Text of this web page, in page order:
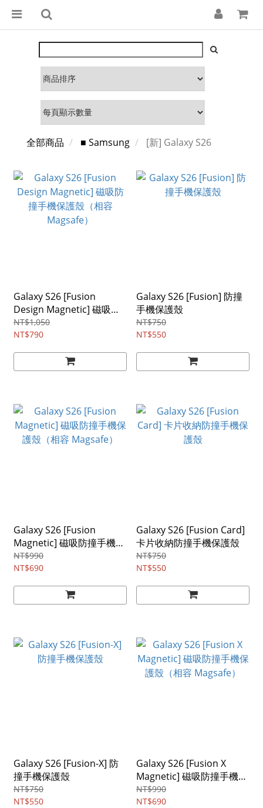
全部商品 ■ Samsung [新] Galaxy S26
Galaxy S26 [Fusion
Design Magnetic] 磁吸防
撞手機保護殼（相容
Magsafe）
NT$1,050
NT$790
Galaxy S26 [Fusion] 防撞
手機保護殼
NT$750
NT$550
Galaxy S26 [Fusion
Magnetic] 磁吸防撞手機保
護殼（相容 Magsafe）
NT$990
NT$690
Galaxy S26 [Fusion Card]
卡片收納防撞手機保護殼
NT$750
NT$550
Galaxy S26 [Fusion-X] 防
撞手機保護殼
NT$750
NT$550
Galaxy S26 [Fusion X
Magnetic] 磁吸防撞手機保
護殼（相容 Magsafe）
NT$990
NT$690